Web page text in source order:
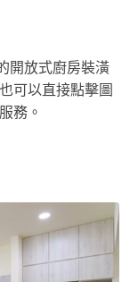
開放式廚房裝潢
可以直接點擊圖
務。